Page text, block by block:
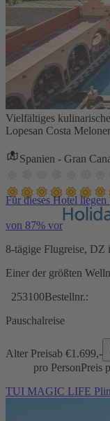
Vielfältiges
Lopesan Costa
Spanien - Gran
Für dieses Hotel
von 87% vor
8-tägige Flugreise, DZ
Einer der größten
253100Bestellnr.:
Pauschalreise
Alter Preisab €1.699,-
pro PersonPreis
TUI MAGIC LIFE